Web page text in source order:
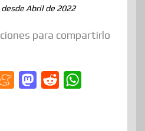
Abril de 2022
para compartirlo
M
M